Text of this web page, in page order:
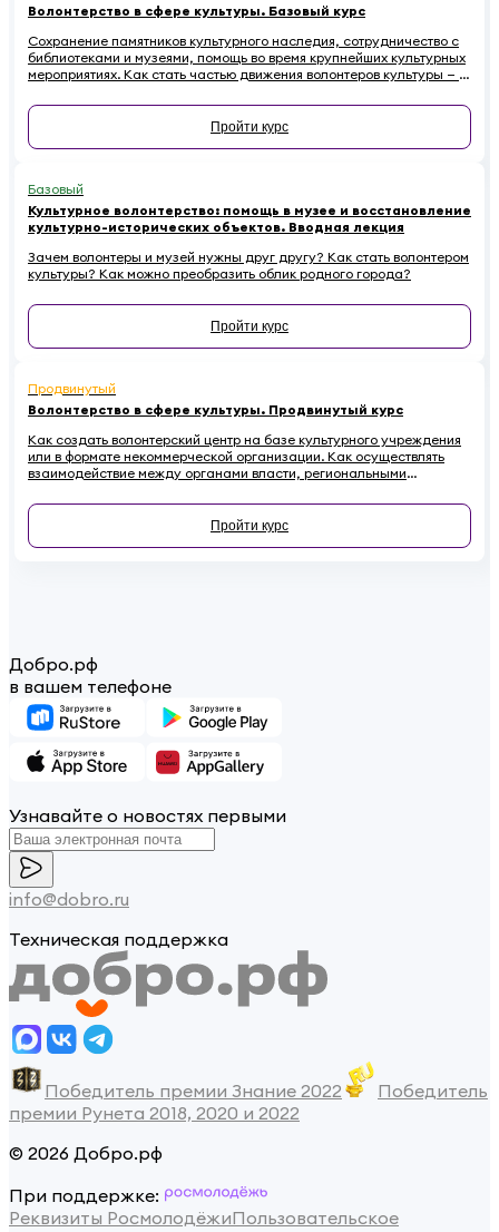
Волонтерство в сфере культуры. Базовый курс
Сохранение памятников культурного наследия, сотрудничество с
библиотеками и музеями, помощь во время крупнейших культурных
мероприятиях. Как стать частью движения волонтеров культуры — в
Пройти курс
Базовый
Культурное волонтерство: помощь в музее и восстановление
культурно-исторических объектов. Вводная лекция
Зачем волонтеры и музей нужны друг другу? Как стать волонтером
культуры? Как можно преобразить облик родного города?
Пройти курс
Продвинутый
Волонтерство в сфере культуры. Продвинутый курс
Как создать волонтерский центр на базе культурного учреждения
или в формате некоммерческой организации. Как осуществлять
взаимодействие между органами власти, региональными
волонтерами. Почему необходимо привлекать волонтеров к
сохранению культурного наследия и как регулировать
взаимоотношения с ними в правовом поле - в этом курсе.
Пройти курс
Добро.рф
в вашем телефоне
Узнавайте о новостях первыми
info@dobro.ru
Техническая поддержка
Победитель премии Знание 2022
Победитель
премии Рунета 2018, 2020 и 2022
© 2026 Добро.рф
При поддержке:
Реквизиты РосмолодёжиПользовательское